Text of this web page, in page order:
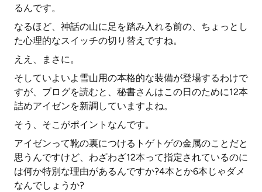
るんです。
なるほど、神話の山に足を踏み入れる前の、ちょっとし
た心理的なスイッチの切り替えですね。
ええ、まさに。
そしていよいよ雪山用の本格的な装備が登場するわけで
すが、ブログを読むと、秘書さんはこの日のために12本
詰めアイゼンを新調していますよね。
そう、そこがポイントなんです。
アイゼンって靴の裏につけるトゲトゲの金属のことだと
思うんですけど、わざわざ12本って指定されているのに
は何か特別な理由があるんですか?4本とか6本じゃダメ
なんでしょうか?